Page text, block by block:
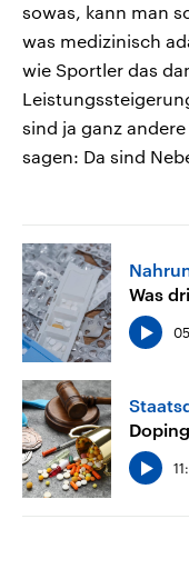
sowas, kann man
was medizinisch
wie Sportler das
sind ja ganz
sagen: Da sind
Was